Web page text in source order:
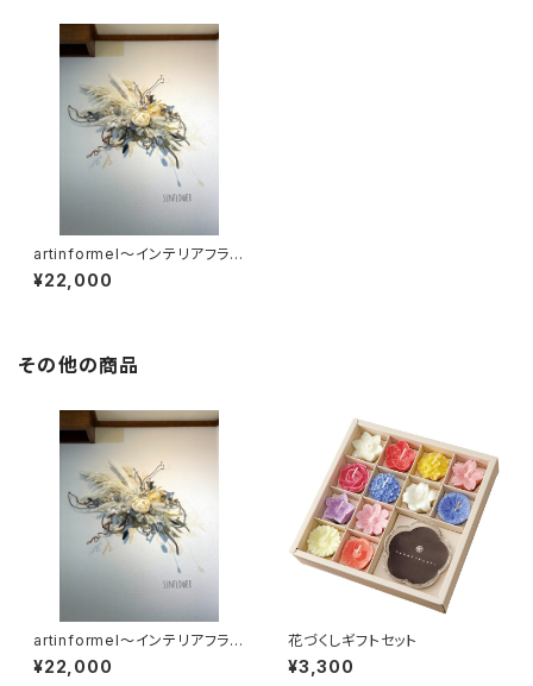
artinformel～インテリアフラワ
ースワッグ～A101
¥22,000
その他の商品
artinformel～インテリアフラワ
ースワッグ～A101
¥22,000
花づくしギフトセット
¥3,300